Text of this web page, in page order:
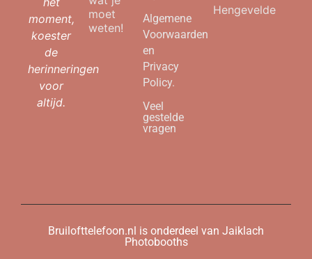
moment,
koester
de
herinneringen
voor
altijd.
moet
weten!
Algemene
Voorwaarden
en
Privacy
Policy.
Veel
gestelde
vragen
Hengevelde
Bruilofttelefoon.nl is onderdeel van Jaiklach
Photobooths